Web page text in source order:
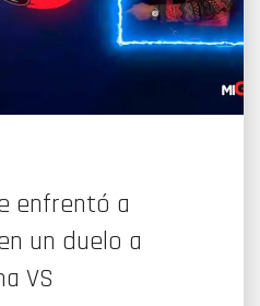
enfrentó a
un duelo a
VS